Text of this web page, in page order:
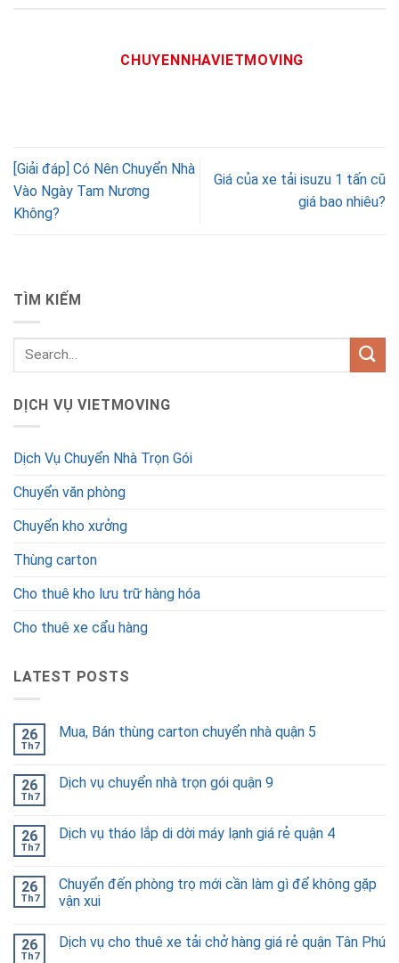
CHUYENNHAVIETMOVING
[Giải đáp] Có Nên Chuyển Nhà
Vào Ngày Tam Nương
Không?
Giá của xe tải isuzu 1 tấn cũ
giá bao nhiêu?
TÌM KIẾM
DỊCH VỤ VIETMOVING
Dịch Vụ Chuyển Nhà Trọn Gói
Chuyển văn phòng
Chuyển kho xưởng
Thùng carton
Cho thuê kho lưu trữ hàng hóa
Cho thuê xe cẩu hàng
LATEST POSTS
26
Th7
Mua, Bán thùng carton chuyển nhà quận 5
26
Th7
Dịch vụ chuyển nhà trọn gói quận 9
26
Th7
Dịch vụ tháo lắp di dời máy lạnh giá rẻ quận 4
26
Th7
Chuyển đến phòng trọ mới cần làm gì để không gặp
vận xui
26
Th7
Dịch vụ cho thuê xe tải chở hàng giá rẻ quận Tân Phú